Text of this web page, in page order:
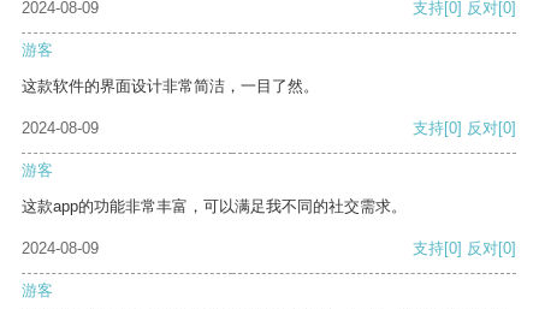
2024-08-09 支持[0] 反对[0]
游客
这款软件的界面设计非常简洁，一目了然。
2024-08-09 支持[0] 反对[0]
游客
这款app的功能非常丰富，可以满足我不同的社交需求。
2024-08-09 支持[0] 反对[0]
游客